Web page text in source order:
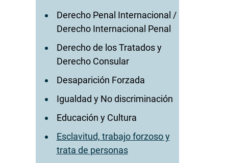
Derecho Penal Internacional /
Derecho Internacional Penal
Derecho de los Tratados y
Derecho Consular
Desaparición Forzada
Igualdad y No discriminación
Educación y Cultura
Esclavitud, trabajo forzoso y
trata de personas